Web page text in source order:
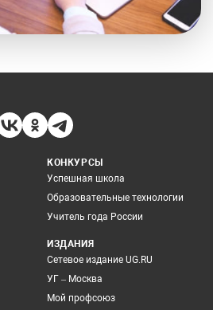
КОНКУРСЫ
Успешная школа
Образовательные технологии
Учитель года России
ИЗДАНИЯ
Сетевое издание UG.RU
УГ – Москва
Мой профсоюз